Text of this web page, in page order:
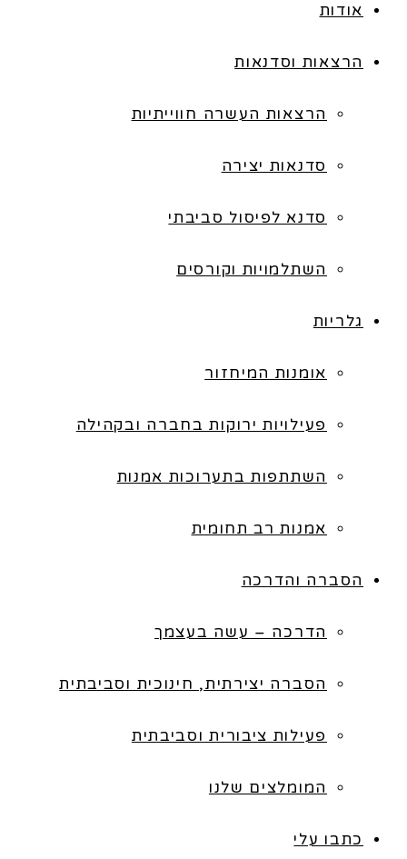
אודות
הרצאות וסדנאות
הרצאות העשרה חווייתיות
סדנאות יצירה
סדנא לפיסול סביבתי
השתלמויות וקורסים
גלריות
אומנות המיחזור
פעילויות ירוקות בחברה ובקהילה
השתתפות בתערוכות אמנות
אמנות רב תחומית
הסברה והדרכה
הדרכה – עשה בעצמך
הסברה יצירתית, חינוכית וסביבתית
פעילות ציבורית וסביבתית
המומלצים שלנו
כתבו עלי